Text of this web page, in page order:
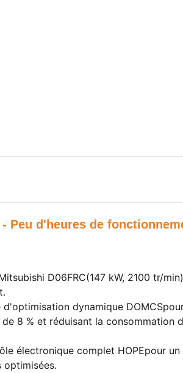
Peu d'heures de
D06FRC(147 kW, 2100 tr/
dynamique DOMCS
8 % et réduisant la consommation
électronique complet HOPEpour un
optimisées.